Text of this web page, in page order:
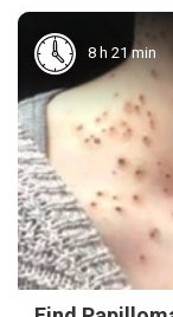
8 h 21 min